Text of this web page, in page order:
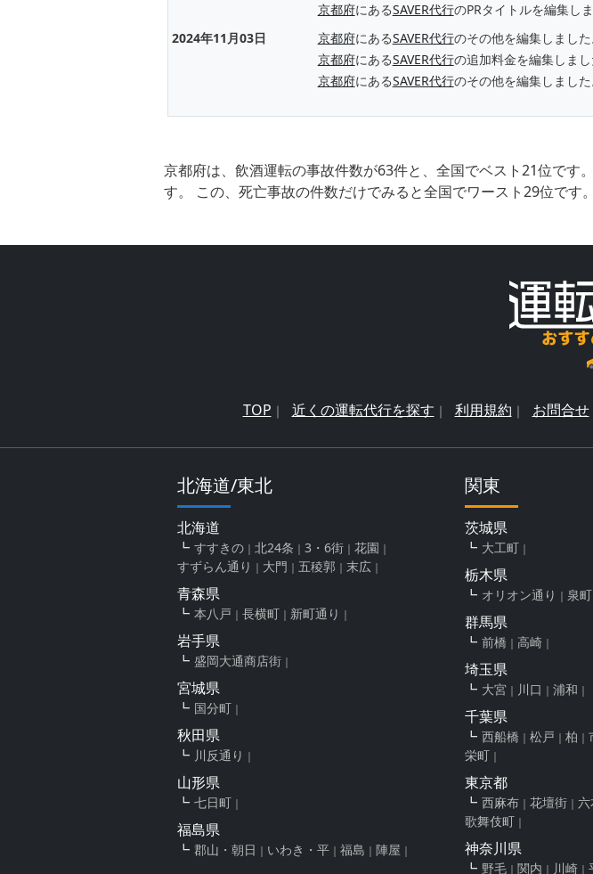
京都府にあるSAVER代行のPRタイトルを編集しま
2024年11月03日
京都府にあるSAVER代行のその他を編集しました
京都府にあるSAVER代行の追加料金を編集しまし
京都府にあるSAVER代行のその他を編集しました
京都府は、飲酒運転の事故件数が63件と、全国でベスト21位です
す。 この、死亡事故の件数だけでみると全国でワースト29位です。
TOP 近くの運転代行を探す 利用規約 お問合せ
北海道/東北
北海道
すすきの 北24条 3・6街
花園
すずらん通り
大門 五稜郭 末広
青森県
本八戸 長横町 新町通り
岩手県
盛岡大通商店街
宮城県
国分町
秋田県
川反通り
山形県
七日町
福島県
郡山・朝日 いわき・平 福島 陣屋
関東
茨城県
大工町
栃木県
オリオン通り 泉町
群馬県
前橋 高崎
埼玉県
大宮 川口 浦和
千葉県
西船橋 松戸 柏
栄町
東京都
西麻布 花壇街 六
歌舞伎町
神奈川県
野毛 関内 川崎